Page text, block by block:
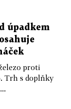
úpadkem
proti
Trh s doplňky